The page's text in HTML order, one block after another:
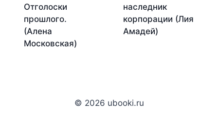
Отголоски
прошлого.
(Алена
Московская)
наследник
корпорации (Лия
Амадей)
© 2026 ubooki.ru